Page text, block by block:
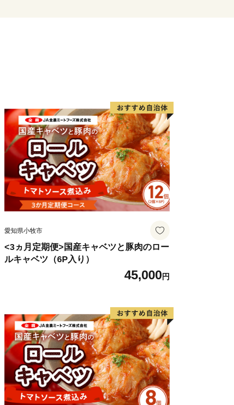
ン LLサイズ 約2kg 2玉 糖度限界突破 セ
愛知県小牧市
<3ヵ月定期便>国産キャベツと豚肉のロー
ルキャベツ（6P入り）
45,000円